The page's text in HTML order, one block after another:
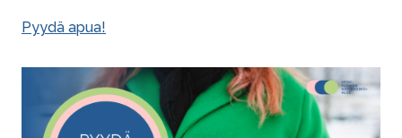
Pyydä apua!